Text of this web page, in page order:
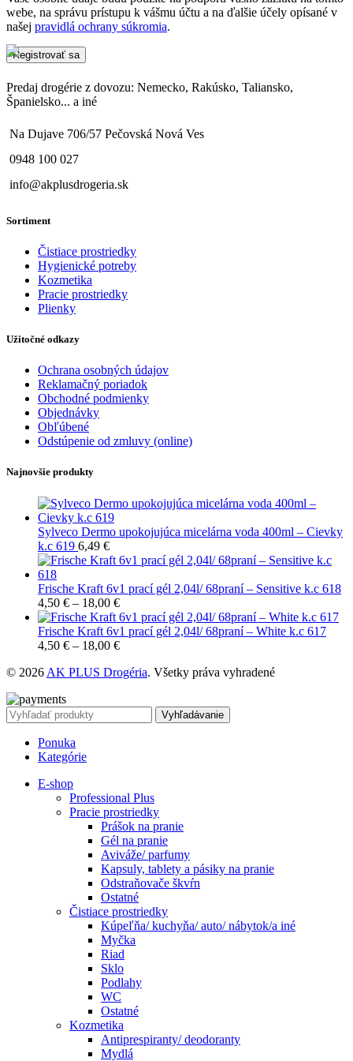
webe, na správu prístupu k vášmu účtu a na ďalšie účely opísané v
našej pravidlá ochrany súkromia.
Registrovať sa
Predaj drogérie z dovozu: Nemecko, Rakúsko, Taliansko,
Španielsko... a iné
Na Dujave 706/57 Pečovská Nová Ves
0948 100 027
info@akplusdrogeria.sk
Sortiment
Čistiace prostriedky
Hygienické potreby
Kozmetika
Pracie prostriedky
Plienky
Užitočné odkazy
Ochrana osobných údajov
Reklamačný poriadok
Obchodné podmienky
Objednávky
Obľúbené
Odstúpenie od zmluvy (online)
Najnovšie produkty
Sylveco Dermo upokojujúca micelárna voda 400ml – Cievky
k.c 619 6,49 €
Frische Kraft 6v1 prací gél 2,04l/ 68praní – Sensitive k.c 618
4,50 € – 18,00 €
Frische Kraft 6v1 prací gél 2,04l/ 68praní – White k.c 617
4,50 € – 18,00 €
© 2026 AK PLUS Drogéria. Všetky práva vyhradené
Vyhľadávanie
Ponuka
Kategórie
E-shop
Professional Plus
Pracie prostriedky
Prášok na pranie
Gél na pranie
Aviváže/ parfumy
Kapsuly, tablety a pásiky na pranie
Odstraňovače škvŕn
Ostatné
Čistiace prostriedky
Kúpeľňa/ kuchyňa/ auto/ nábytok/a iné
Myčka
Riad
Sklo
Podlahy
WC
Ostatné
Kozmetika
Antiprespiranty/ deodoranty
Mydlá